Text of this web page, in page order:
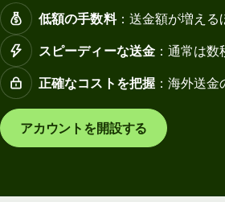
低額の手数料：送金額が増える
スピーディーな送金：通常は数
正確なコストを把握：海外送金
アカウントを開設する